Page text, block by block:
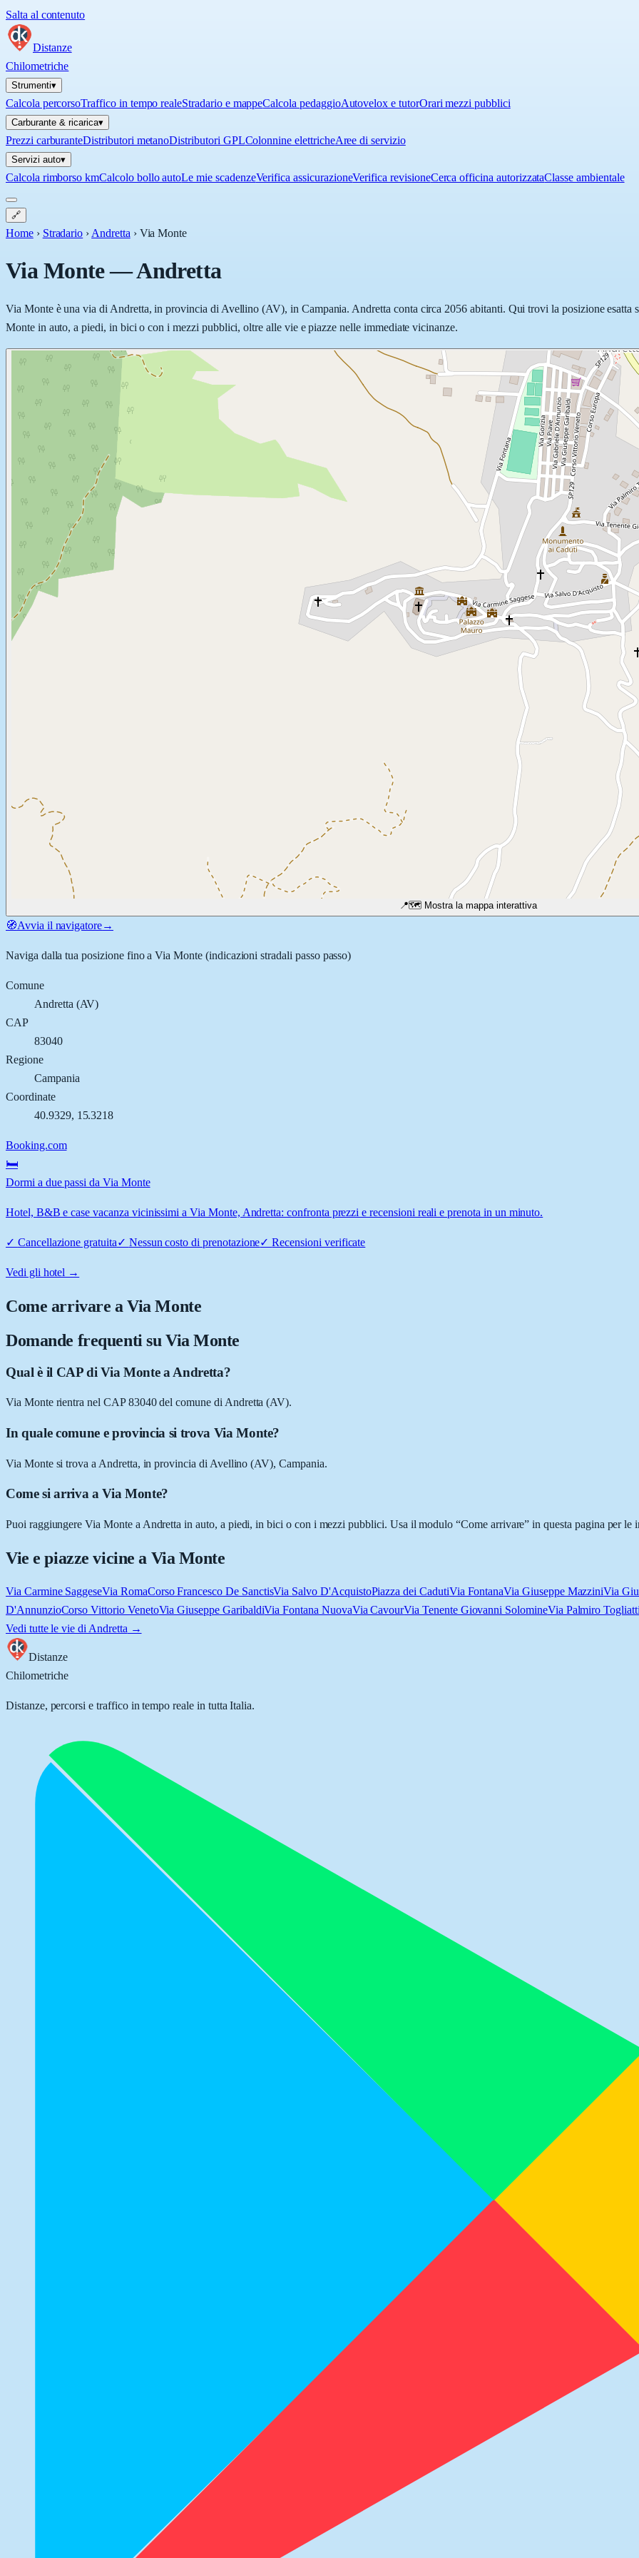
Salta al contenuto
Distanze
Chilometriche
Strumenti▾
Calcola percorsoTraffico in tempo realeStradario e mappeCalcola pedaggioAutovelox e tutorOrari mezzi pubblici
Carburante & ricarica▾
Prezzi carburanteDistributori metanoDistributori GPLColonnine elettricheAree di servizio
Servizi auto▾
Calcola rimborso kmCalcolo bollo autoLe mie scadenzeVerifica assicurazioneVerifica revisioneCerca officina autorizzataClasse ambientale
🔗
Home › Stradario › Andretta › Via Monte
Via Monte—Andretta
Via Monte è una via di Andretta, in provincia di Avellino (AV), in Campania. Andretta conta circa 2056 abitanti. Qui trovi la posizione
Monte in auto, a piedi, in bici o con i mezzi pubblici, oltre alle vie e piazze nelle immediate vicinanze.
📍🗺️ Mostra la mappa interattiva
🧭Avvia il navigatore→
Naviga dalla tua posizione fino aVia Monte(indicazioni stradali passo passo)
Comune
Andretta (AV)
CAP
83040
Regione
Campania
Coordinate
40.9329, 15.3218
Booking.com
🛏️
Dormi a due passi da Via Monte
Hotel, B&B e case vacanza vicinissimi a Via Monte, Andretta: confronta prezzi e recensioni reali e prenota in un minuto.
✓ Cancellazione gratuita✓ Nessun costo di prenotazione✓Recensioni verificate
Vedi gli hotel →
Come arrivare aVia Monte
Domande frequenti su Via Monte
Qual è il CAP di Via Monte a Andretta?
Via Monte rientra nel CAP 83040 del comune di Andretta (AV).
In quale comune e provincia si trova Via Monte?
Via Monte si trova a Andretta, in provincia di Avellino (AV), Campania.
Come si arriva a Via Monte?
Puoi raggiungere Via Monte a Andretta in auto, a piedi, in bici o con i mezzi pubblici. Usa il modulo “Come arrivare” in questa pagina per le
Vie e piazze vicine a Via Monte
Via Carmine SaggeseVia RomaCorso Francesco De SanctisVia Salvo D'AcquistoPiazza dei CadutiVia FontanaVia Giuseppe MazziniVia
D'AnnunzioCorso Vittorio VenetoVia Giuseppe GaribaldiVia Fontana NuovaVia CavourVia Tenente Giovanni SolomineVia Palmiro
Vedi tutte le vie di Andretta →
Distanze
Chilometriche
Distanze, percorsi e traffico in tempo reale in tutta Italia.